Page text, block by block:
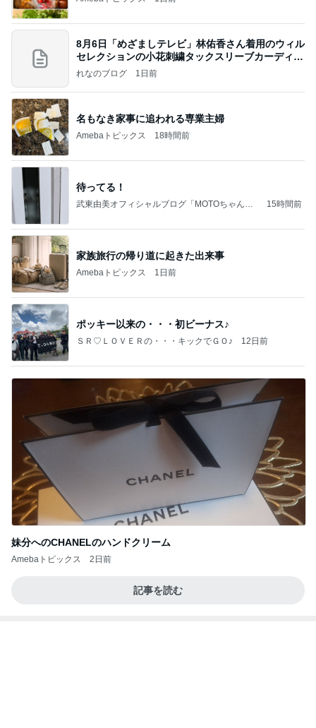
8月6日「めざましテレビ」林佑香さん着用のウィル
セレクションの小花刺繍タックスリーブカーディガ
ン
れなのブログ 1日前
名もなき家事に追われる専業主婦
Amebaトピックス 18時間前
待ってる！
武東由美オフィシャルブログ「MOTOちゃんと
15時間前
家族旅行の帰り道に起きた出来事
Amebaトピックス 1日前
ポッキー以来の・・・初ビーナス♪
ＳＲ♡ＬＯＶＥＲの・・・キックでＧＯ♪ 12日前
妹分へのCHANELのハンドクリーム
Amebaトピックス 2日前
記事を読む